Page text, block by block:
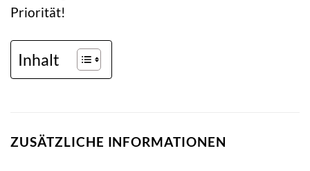
Priorität!
Inhalt
ZUSÄTZLICHE INFORMATIONEN